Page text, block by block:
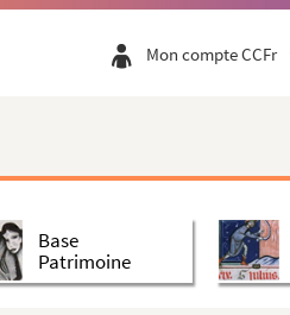
Mon compte CCFr
Base
Patrimoine